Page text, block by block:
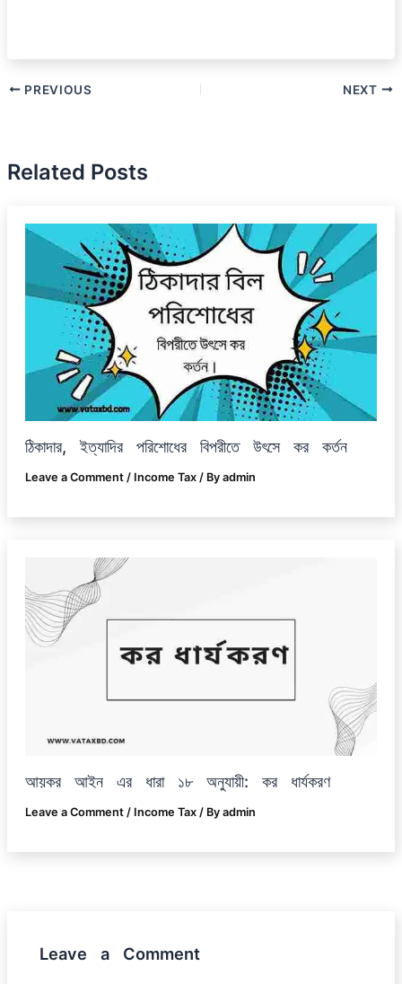
PREVIOUS NEXT
Related Posts
ঠিকাদার, ইত্যাদির পরিশোধের বিপরীতে উৎসে কর কর্তন
Leave a Comment / Income Tax/ By admin
আয়কর আইন এর ধারা ১৮ অনুযায়ী: কর ধার্যকরণ
Leave a Comment / Income Tax/ By admin
Leave a Comment